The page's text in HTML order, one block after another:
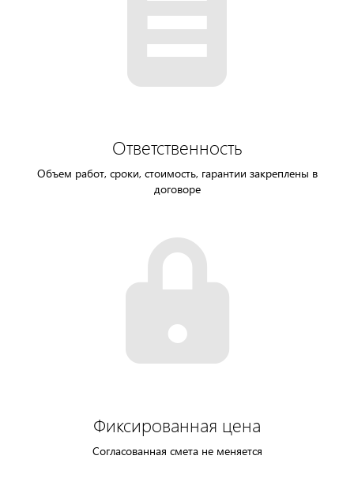
Ответственность
Объем работ, сроки, стоимость, гарантии закреплены в
договоре
Фиксированная цена
Согласованная смета не меняется